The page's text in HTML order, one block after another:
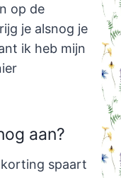
op de
je alsnog je
ik heb mijn
aan?
spaart